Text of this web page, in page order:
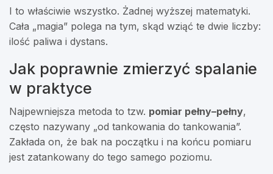
I to właściwie wszystko. Żadnej wyższej matematyki.
Cała „magia” polega na tym, skąd wziąć te dwie liczby:
ilość paliwa i dystans.
Jak poprawnie zmierzyć spalanie
w praktyce
Najpewniejsza metoda to tzw. pomiar pełny–pełny,
często nazywany „od tankowania do tankowania”.
Zakłada on, że bak na początku i na końcu pomiaru
jest zatankowany do tego samego poziomu.